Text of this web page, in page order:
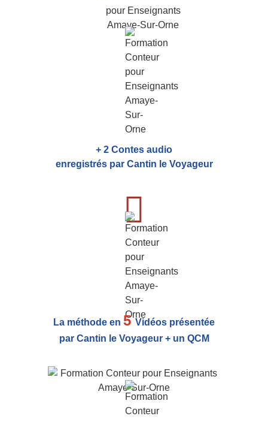
+ 2 Contes audio
enregistrés par Cantin le Voyageur
La méthode en 5Vidéos présentée
par Cantin le Voyageur + un QCM